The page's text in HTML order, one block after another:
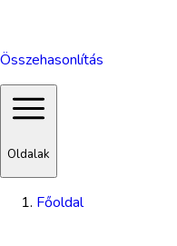
Összehasonlítás
Oldalak
Főoldal